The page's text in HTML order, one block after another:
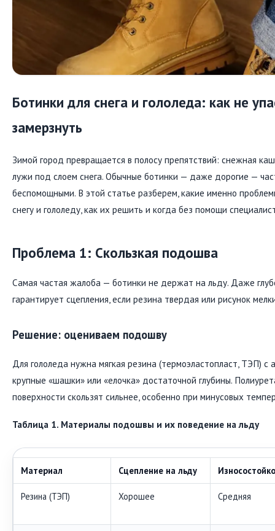
Ботинки для снега и гололеда: как не
замерзнуть
Зимой город превращается в полосу препятствий: снежная
лужи под слоем снега. Обычные ботинки — даже дорогие —
беспомощными. В этой статье разберем, какие именно
снегу и гололеду, как их решить и когда без помощи
Проблема 1: Скользкая подошва
Самая частая жалоба — ботинки не держат на льду. Даже
гарантирует сцепления, если резина твердая или рисунок
Решение: оцениваем подошву
Для гололеда нужна мягкая резина (термоэластопласт, ТЭП) с
крупные «шашки» или «елочка» достаточной глубины.
поверхности скользят сильнее, особенно при минусовых
Таблица 1. Материалы подошвы и их поведение на льду
Материал Сцепление на льду
Резина (ТЭП) Хорошее Средняя